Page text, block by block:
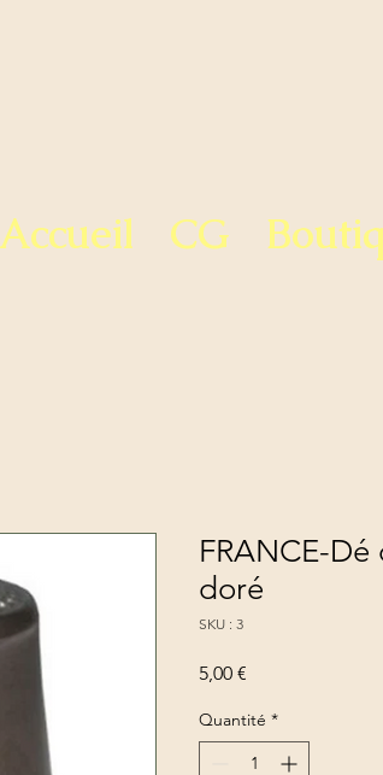
Accueil CG
FRANCE-
doré
SKU : 3
5,00 €
Quantité *